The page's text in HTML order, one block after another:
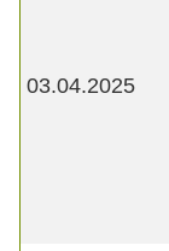
03.04.2025